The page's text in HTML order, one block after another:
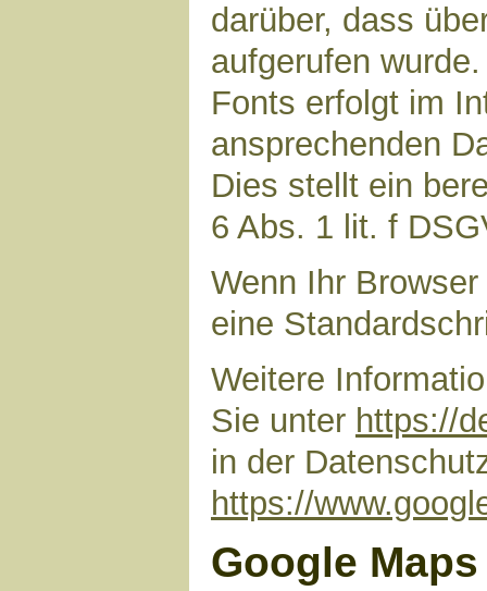
darüber, dass
aufgerufen
Fonts erfolgt im
ansprechenden
Dies stellt ein
6 Abs. 1 lit. f
Wenn Ihr
eine
Weitere
Sie unter https://
in der
https://
Google Maps